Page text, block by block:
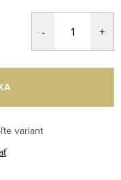
variant